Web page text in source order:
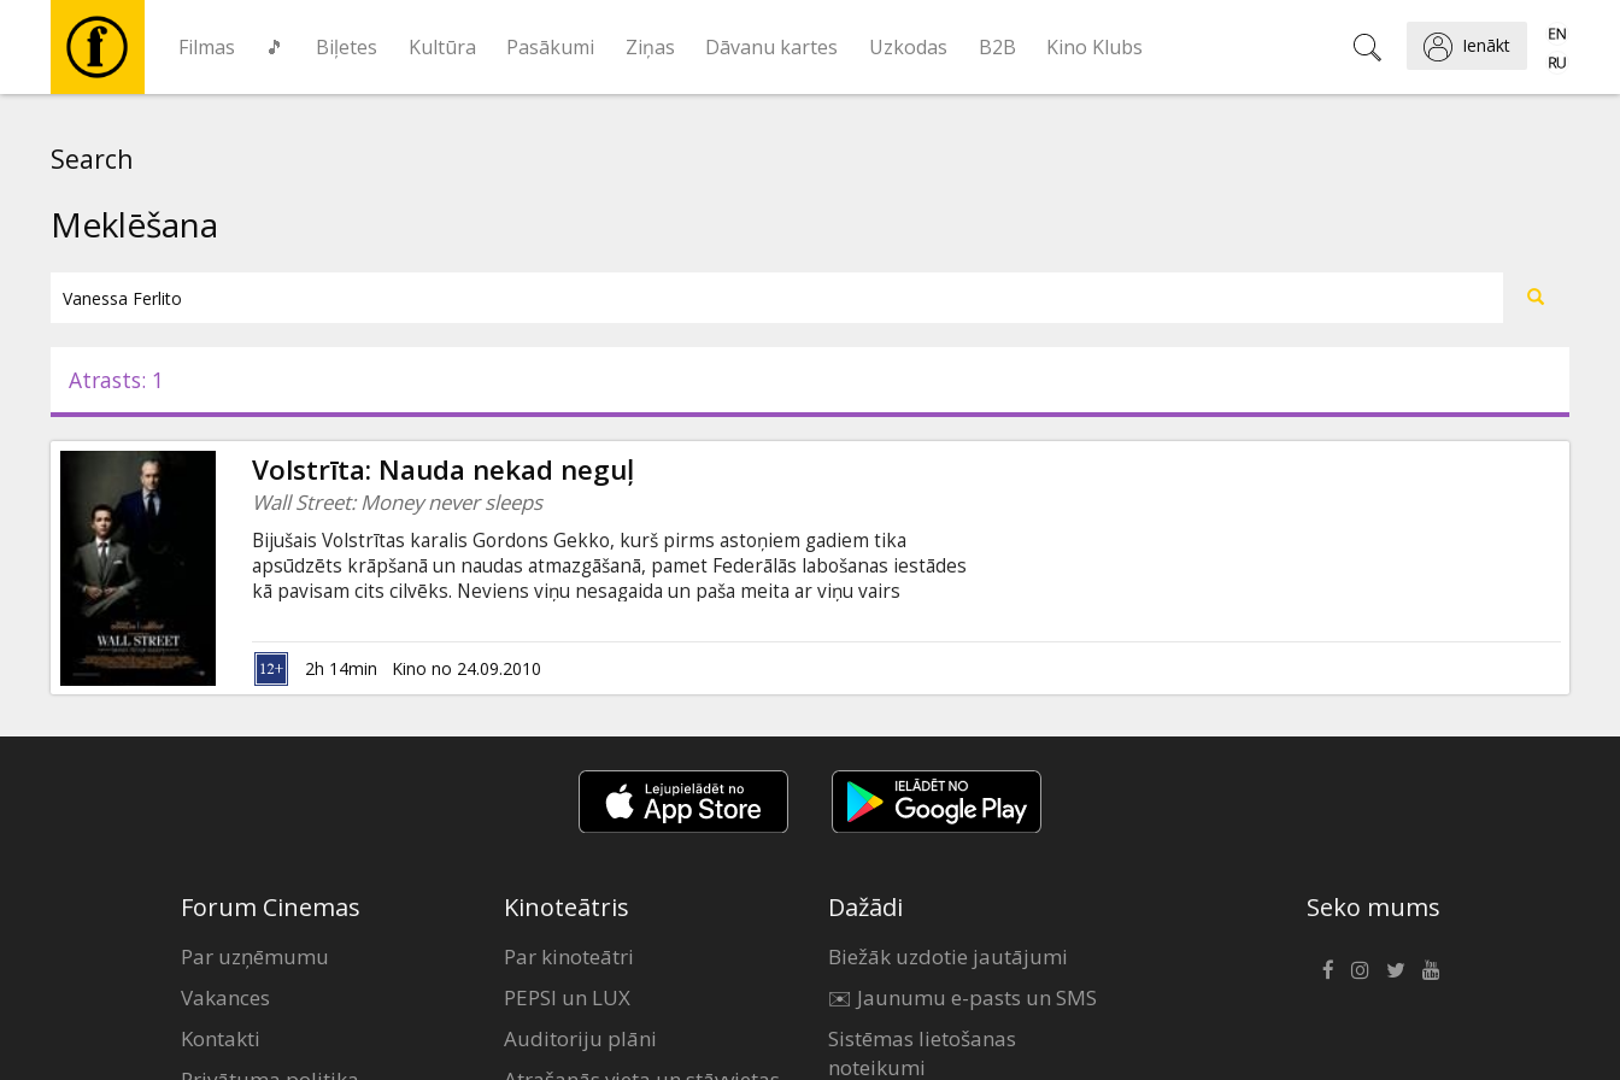
Filmas 🎵 Biļetes Kultūra Pasākumi Ziņas Dāvanu kartes Uzkodas B2B Kino Klubs Ienākt
Pasākumi
Dāvanu
kartes
Uzkodas
B2B
Search
Meklēšana
Atrasts: 1
Volstrīta: Nauda nekad neguļ
Wall Street: Money never sleeps
Bijušais Volstrītas karalis Gordons Gekko, kurš pirms astoņiem gadiem tika
apsūdzēts krāpšanā un naudas atmazgāšanā, pamet Federālās labošanas iestādes
kā pavisam cits cilvēks. Neviens viņu nesagaida un paša meita ar viņu vairs
mākleris Džeks Mūrs pelna miljonus sava darbaudzinātāja kompānijas "Keller
Zabel Investments" labā.
2h 14min Kino no 24.09.2010
Forum Cinemas
Par uzņēmumu
Vakances
Kontakti
Kinoteātris
Par kinoteātri
PEPSI un LUX
Auditoriju plāni
Dažādi
Biežāk uzdotie jautājumi
✉️ Jaunumu e-pasts un SMS
Sistēmas lietošanas
noteikumi
Seko mums